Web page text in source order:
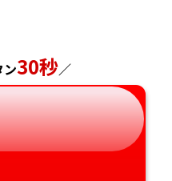
県
県
30秒／